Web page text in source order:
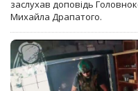
заслухав доповідь
Михайла Драпатого.